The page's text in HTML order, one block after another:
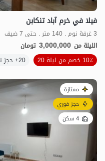
فيلا في خرم آباد تنكابن
3 غرفة نوم . 140 متر . حتى 7 ضيف
الليلة من 3,000,000 تومان
10٪ خصم من ليلة 20
20+ حجز ناجح
ممتازة
حجز فوري
4 سكن